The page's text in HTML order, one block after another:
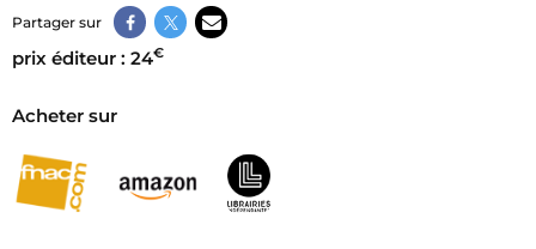
Partager sur
prix éditeur : 24€
Acheter sur